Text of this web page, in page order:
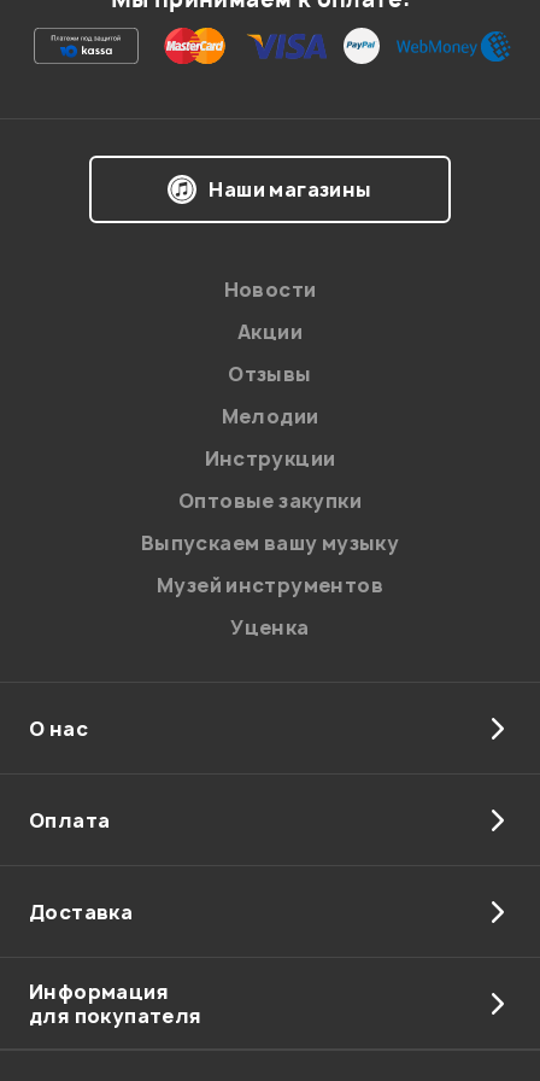
Ваша оценка:
на обработку персональных данных в
Политикой в отношении обработки
персональных данных.
Введите проверочное число:
Отправить
Наши магазины
Новости
Акции
Отзывы
Мелодии
Инструкции
Оптовые закупки
Выпускаем вашу музыку
Музей инструментов
Уценка
О нас
Оплата
Доставка
Информация
для покупателя